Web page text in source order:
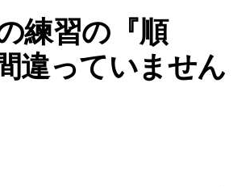
練習の『順
違っていません